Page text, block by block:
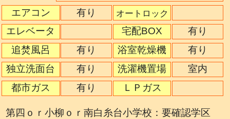
エアコン
有り オートロック
エレベータ 宅配BOX
有り
追焚風呂
有り 浴室乾燥機
有り
独立洗面台
有り 洗濯機置場
室内
都市ガス
有り ＬＰガス
第四ｏｒ小柳ｏｒ南白糸台小学校：要確認学区